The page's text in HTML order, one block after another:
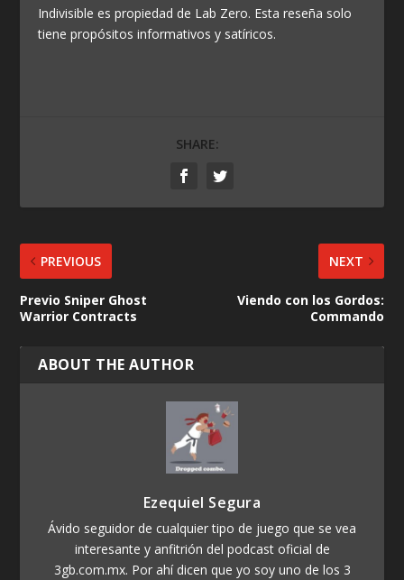
Indivisible es propiedad de Lab Zero. Esta reseña solo
tiene propósitos informativos y satíricos.
SHARE:
PREVIOUS
Previo Sniper Ghost
Warrior Contracts
NEXT
Viendo con los Gordos:
Commando
ABOUT THE AUTHOR
Ezequiel Segura
Ávido seguidor de cualquier tipo de juego que se vea
interesante y anfitrión del podcast oficial de
3gb.com.mx. Por ahí dicen que yo soy uno de los 3